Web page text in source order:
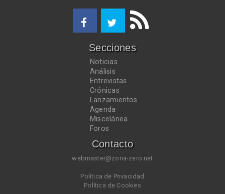
Secciones
Noticias
Análisis
Entrevistas
Crónicas
Lanzamientos
Agenda
Miscelánea
Foros
Contacto
webmaster@zona-zero.net
Política de Privacidad
Política de Cookies